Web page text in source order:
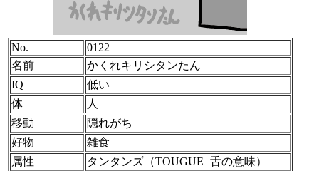
No.
0122
名前
かくれキリシタンたん
IQ
低い
体
人
移動
隠れがち
好物
雑食
属性
タンタンズ（TOUGUE=舌の意味）